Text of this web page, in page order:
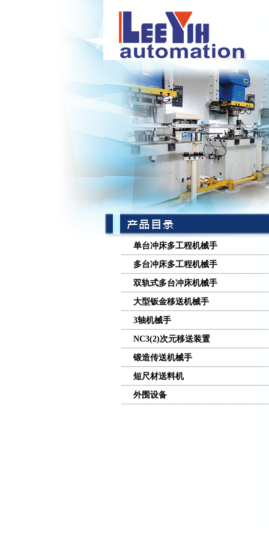
单台冲床多工程机械手
多台冲床多工程机械手
双轨式多台冲床机械手
大型钣金移送机械手
3轴机械手
NC3(2)次元移送装置
锻造传送机械手
短尺材送料机
外围设备